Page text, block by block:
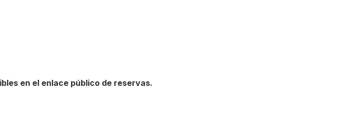
en el enlace público de reservas.